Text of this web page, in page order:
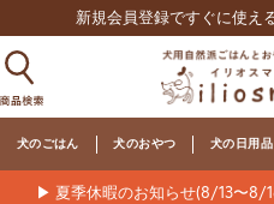
新規会員登録ですぐに使え
犬のごはん 犬のおやつ 犬の日用品
▶ 夏季休暇のお知らせ(8/13〜8/